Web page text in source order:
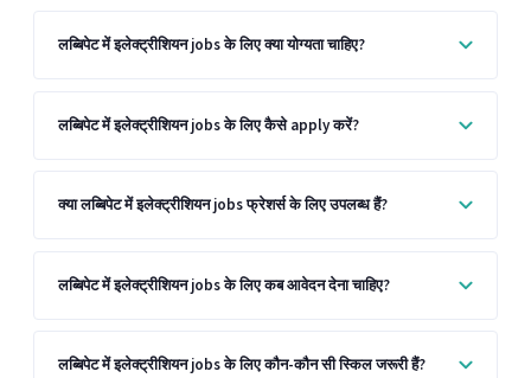
लब्बिपेट में इलेक्ट्रीशियन jobs के लिए क्या योग्यता चाहिए?
लब्बिपेट में इलेक्ट्रीशियन jobs के लिए कैसे apply करें?
क्या लब्बिपेट में इलेक्ट्रीशियन jobs फ्रेशर्स के लिए उपलब्ध हैं?
लब्बिपेट में इलेक्ट्रीशियन jobs के लिए कब आवेदन देना चाहिए?
लब्बिपेट में इलेक्ट्रीशियन jobs के लिए कौन-कौन सी स्किल जरूरी हैं?